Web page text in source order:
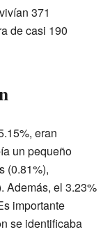
371
de casi 190
eran
un pequeño
(0.81%),
Además, el 3.23%
importante
se identificaba